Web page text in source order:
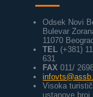
Odsek Novi
Bulevar
11070
TEL (+381)
631
FAX 011/
Visoka
ustanove broj